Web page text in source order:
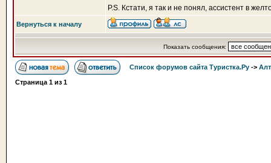
P.S. Кстати, я так и не понял, ассистент в
Вернуться к началу
Показать сообщения:
Список форумов сайта Туристка.Ру ->
Страница 1 из 1